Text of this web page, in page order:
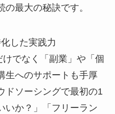
最大の秘訣です。
した実践力
でなく「副業」や「個
生へのサポートも手厚
ドソーシングで最初の1
いか？」「フリーラン